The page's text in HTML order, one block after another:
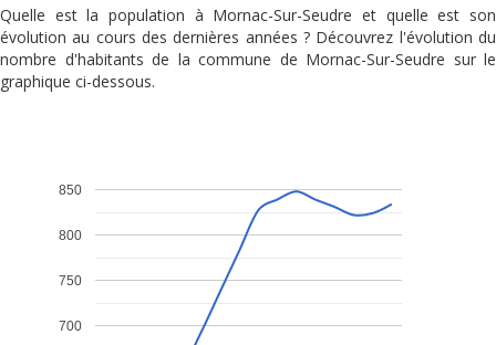
Quelle est la population à Mornac-Sur-Seudre et quelle est son
évolution au cours des dernières années ? Découvrez l'évolution du
nombre d'habitants de la commune de Mornac-Sur-Seudre sur le
graphique ci-dessous.
700
750
800
850